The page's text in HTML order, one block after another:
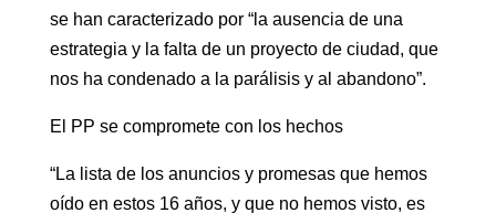
se han caracterizado por “la ausencia de una
estrategia y la falta de un proyecto de ciudad, que
nos ha condenado a la parálisis y al abandono”.
El PP se compromete con los hechos
“La lista de los anuncios y promesas que hemos
oído en estos 16 años, y que no hemos visto, es